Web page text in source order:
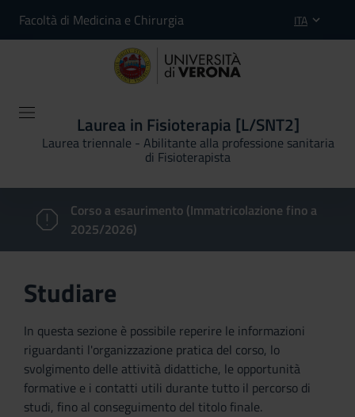
Facoltà di Medicina e Chirurgia ITA
Laurea in Fisioterapia [L/SNT2]
Laurea triennale - Abilitante alla professione sanitaria
di Fisioterapista
Corso a esaurimento (Immatricolazione fino a
2025/2026)
Studiare
In questa sezione è possibile reperire le informazioni
riguardanti l'organizzazione pratica del corso, lo
svolgimento delle attività didattiche, le opportunità
formative e i contatti utili durante tutto il percorso di
studi, fino al conseguimento del titolo finale.